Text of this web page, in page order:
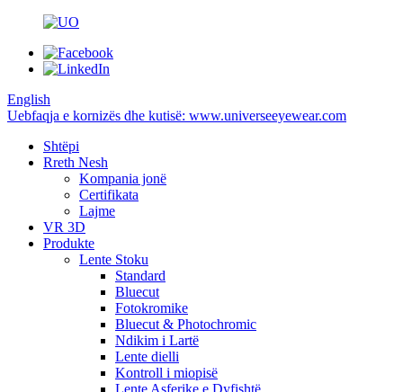
English
Uebfaqja e kornizës dhe kutisë: www.universeeyewear.com
Shtëpi
Rreth Nesh
Kompania jonë
Certifikata
Lajme
VR 3D
Produkte
Lente Stoku
Standard
Bluecut
Fotokromike
Bluecut & Photochromic
Ndikim i Lartë
Lente dielli
Kontroll i miopisë
Lente Asferike e Dyfishtë